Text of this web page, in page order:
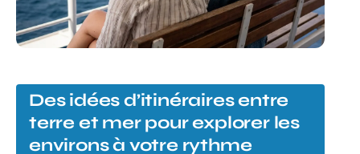
Des idées d’itinéraires entre
terre et mer pour explorer les
environs à votre rythme